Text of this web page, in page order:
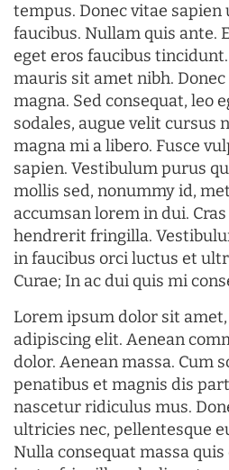
tempus. Donec vitae
faucibus. Nullam quis ante.
eget eros faucibus
mauris sit amet nibh.
magna. Sed consequat, leo
sodales, augue velit cursus
magna mi a libero. Fusce
sapien. Vestibulum purus
mollis sed, nonummy id,
accumsan lorem in dui.
hendrerit fringilla.
in faucibus orci luctus et
Curae; In ac dui quis mi
Lorem ipsum dolor sit
adipiscing elit. Aenean
dolor. Aenean massa. Cum
penatibus et magnis dis
nascetur ridiculus mus.
ultricies nec, pellentesque
Nulla consequat massa